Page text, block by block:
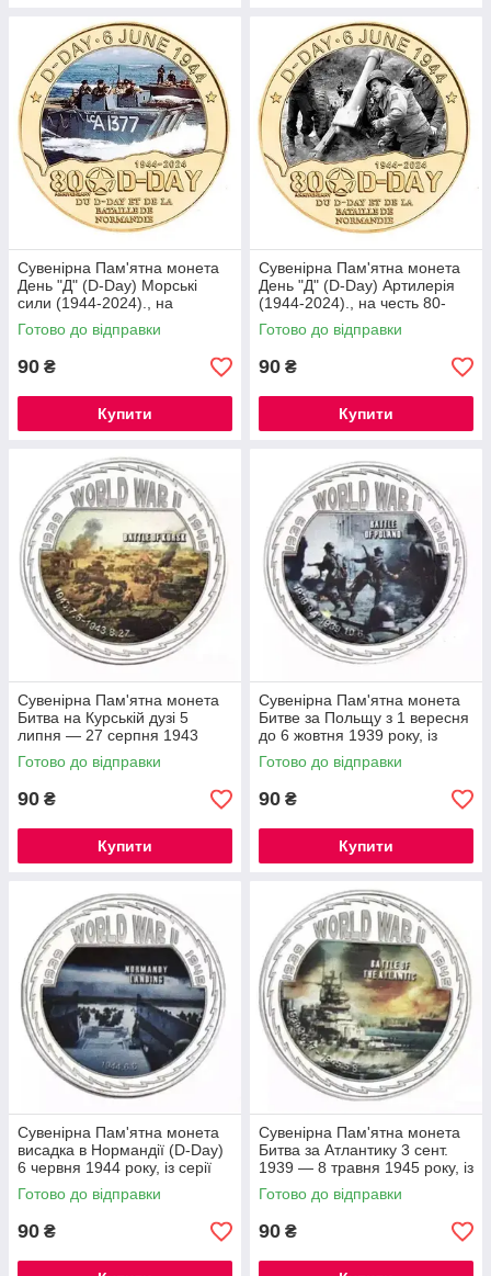
Сувенірна Пам'ятна монета
День "Д" (D-Day) Морські
сили (1944-2024)., на
честь 80-річчя висадки в
Нормандії
Готово до відправки
90 ₴
Купити
Сувенірна Пам'ятна монета
День "Д" (D-Day) Артилерія
(1944-2024)., на честь 80-
річчя висадки в Нормандії
Готово до відправки
90 ₴
Купити
Сувенірна Пам'ятна монета
Битва на Курській дузі 5
липня — 27 серпня 1943
року, із серії Друга світова
війна.
Готово до відправки
90 ₴
Купити
Сувенірна Пам'ятна монета
Битве за Польщу з 1 вересня
до 6 жовтня 1939 року, із
серії Друга світова війна.
Готово до відправки
90 ₴
Купити
Сувенірна Пам'ятна монета
висадка в Нормандії (D-Day)
6 червня 1944 року, із серії
Друга світова війна.
Готово до відправки
90 ₴
Сувенірна Пам'ятна монета
Битва за Атлантику 3 сент.
1939 — 8 травня 1945 року, із
серії Друга світова війна.
Готово до відправки
90 ₴